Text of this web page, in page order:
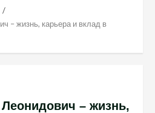
– жизнь, карьера и вклад в
– жизнь,